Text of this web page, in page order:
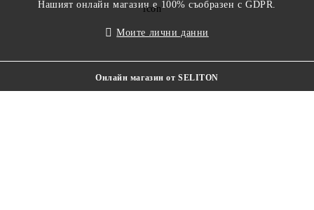
Нашият онлайн магазин е 100% съобразен с GDPR.
Моите лични данни
Онлайн магазин от SELITON